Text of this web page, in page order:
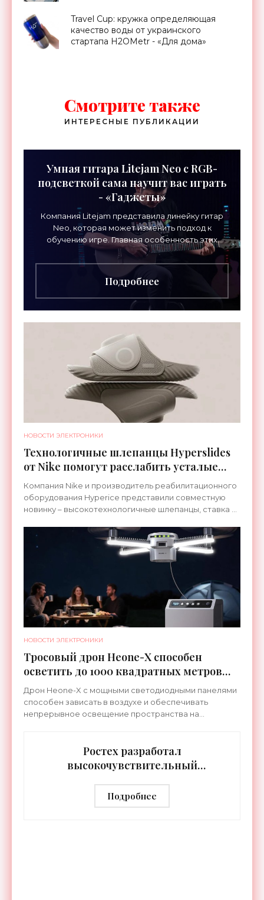
Travel Cup: кружка определяющая
качество воды от украинского
стартапа H2OMetr - «Для дома»
Смотрите также
ИНТЕРЕСНЫЕ ПУБЛИКАЦИИ
Умная гитара Litejam Neo с RGB-
подсветкой сама научит вас играть
- «Гаджеты»
Компания Litejam представила линейку гитар
Neo, которая может изменить подход к
обучению игре. Главная особенность этих
инструментов – встроенная RGB-подсветка
грифа. Светодиоды
Подробнее
НОВОСТИ ЭЛЕКТРОНИКИ
Технологичные шлепанцы Hyperslides
от Nike помогут расслабить усталые
ноги после тренировки - «Гаджеты»
Компания Nike и производитель реабилитационного
оборудования Hyperice представили совместную
новинку – высокотехнологичные шлепанцы, ставка в
НОВОСТИ ЭЛЕКТРОНИКИ
Тросовый дрон Heone-X способен
осветить до 1000 квадратных метров
земли - «Беспилотники»
Дрон Heone-X с мощными светодиодными панелями
способен зависать в воздухе и обеспечивать
непрерывное освещение пространства на
Ростех разработал
высокочувствительный
дальностью распознавания до 2 км
- «Гаджеты»
Подробнее